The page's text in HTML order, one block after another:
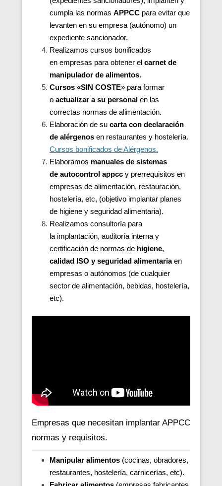
cumpla las normas APPCC para evitar que
levanten en su empresa (autónomo) un
expediente sancionador.
Realizamos cursos bonificados
en empresas para obtener el carnet de
manipulador de alimentos.
Cursos «SIN COSTE» para formar
o actualizar a su personal en las
correctas normas de alimentación.
Elaboración de su carta con declaración
de alérgenos en restaurantes y hostelería.
Cursos bonificados de Alérgenos.
Elaboramos manuales de sistemas
de autocontrol appcc y prerrequisitos en
empresas de alimentación, restauración,
hostelería, etc, (objetivo implantar planes
de higiene y seguridad alimentaria).
Realizamos consultoría para
la implantación, auditoría interna y
certificación de normas de higiene,
calidad ISO y seguridad alimentariaen
empresas o autónomos (de cualquier
sector de alimentación, bebidas, hostelería,
etc).
Empresas que necesitan implantar APPCC
normas y requisitos.
Manipular alimentos (cocinas, obradores,
restaurantes, hostelería, carnicerías, etc).